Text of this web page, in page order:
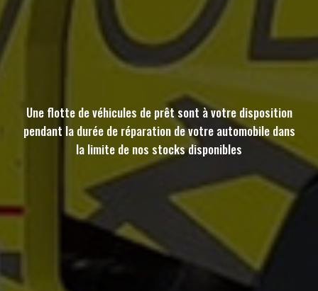
Une flotte de véhicules de prêt sont à votre disposition
pendant la durée de réparation de votre automobile dans
la limite de nos stocks disponibles